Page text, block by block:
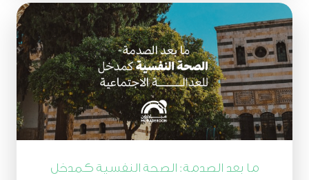
ما بعد الصدمة: الصحة النفسية كمدخل